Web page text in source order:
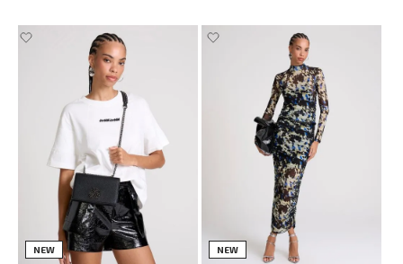
NEW NEW